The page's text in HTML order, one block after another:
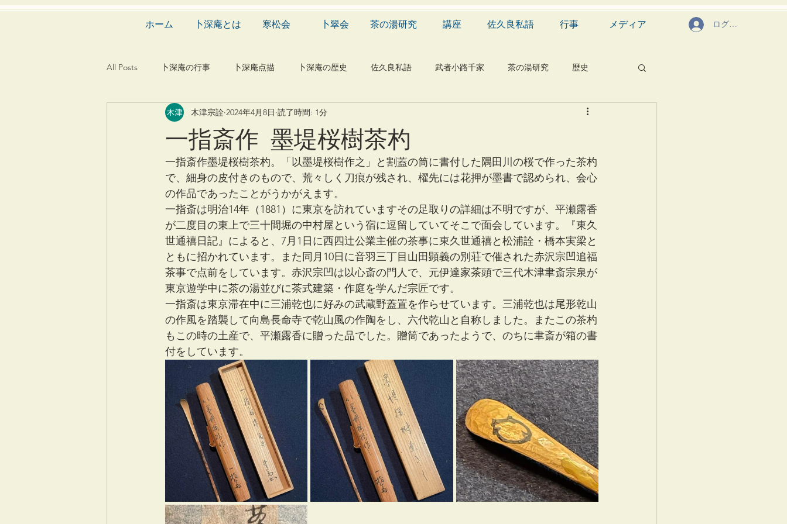
ホーム 卜深庵とは 寒松会 卜翠会 茶の湯研究 講座 佐久良私語 行事 メディア ログイン
All Posts 卜深庵の行事 卜深庵点描 卜深庵の歴史 佐久良私語 武者小路千家 茶の湯研究 歴史
漢詩 俳諧 文学 有職 食文化
建築 造園 動物 植物 自然科学 音楽 メディア blog 芸能 茶道具
一指斎作 墨堤桜樹茶杓
木津宗詮 2024年4月8日 読了時間: 1分
一指斎作墨堤桜樹茶杓。「以墨堤桜樹作之」と割蓋の筒に書付した隅田川の桜で作った茶杓
で、細身の皮付きのもので、荒々しく刀痕が残され、櫂先には花押が墨書で認められ、会心
の作品であったことがうかがえます。
一指斎は明治14年（1881）に東京を訪れていますその足取りの詳細は不明ですが、平瀬露香
が二度目の東上で三十間堀の中村屋という宿に逗留していてそこで面会しています。『東久
世通禧日記』によると、7月1日に西四辻公業主催の茶事に東久世通禧と松浦詮・橋本実梁と
ともに招かれています。また同月10日に音羽三丁目山田顕義の別荘で催された赤沢宗凹追福
茶事で点前をしています。赤沢宗凹は以心斎の門人で、元伊達家茶頭で三代木津聿斎宗泉が
東京遊学中に茶の湯並びに茶式建築・作庭を学んだ宗匠です。
一指斎は東京滞在中に三浦乾也に好みの武蔵野蓋置を作らせています。三浦乾也は尾形乾山
の作風を踏襲して向島長命寺で乾山風の作陶をし、六代乾山と自称しました。またこの茶杓
もこの時の土産で、平瀬露香に贈った品でした。贈筒であったようで、のちに聿斎が箱の書
付をしています。